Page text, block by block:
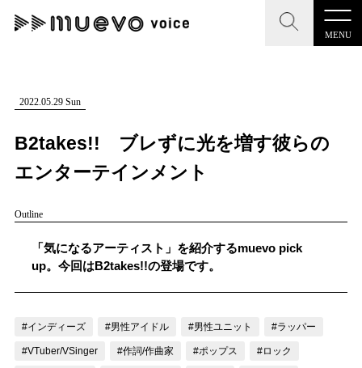
MENU
CLOSE
記事を検索する
人気ワード
#男性SSW #ポップス #女性SSW
CLOSE
"読者の声を形にする”音楽特化メディア
MENU
記事一覧
お問い合わせ
2022.05.29 Sun
B2takes!! ブレずに光を増す彼らの
エンターテインメント
Outline
「気になるアーティスト」を紹介するmuevo pick
up。今回はB2takes!!の登場です。
#インディーズ #男性アイドル #男性ユニット #ラッパー
#VTuber/VSinger #作詞/作曲家 #ポップス #ロック